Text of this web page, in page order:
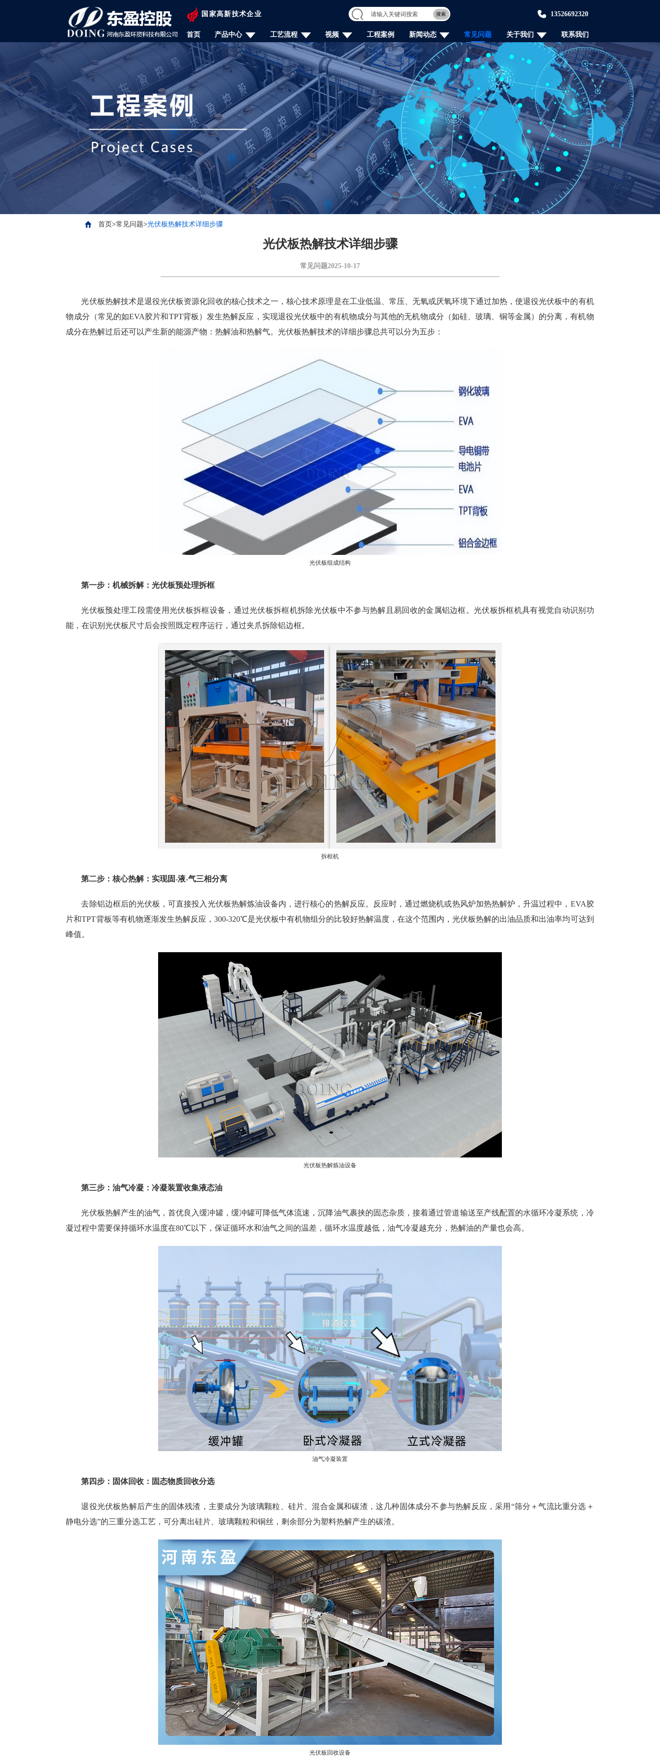
国家高新技术企业 搜索 13526692320
首页 产品中心 工艺流程 视频 工程案例 新闻动态 常见问题 关于我们 联系我们
首页>常见问题>光伏板热解技术详细步骤
光伏板热解技术详细步骤
常见问题2025-10-17
光伏板热解技术是退役光伏板资源化回收的核心技术之一，核心技术原理是在工业低温、常压、无氧或厌氧环境下通过加热，使退役光伏板中的有机
物成分（常见的如EVA胶片和TPT背板）发生热解反应，实现退役光伏板中的有机物成分与其他的无机物成分（如硅、玻璃、铜等金属）的分离，有机物
成分在热解过后还可以产生新的能源产物：热解油和热解气。光伏板热解技术的详细步骤总共可以分为五步：
光伏板组成结构
第一步：机械拆解：光伏板预处理拆框
光伏板预处理工段需使用光伏板拆框设备，通过光伏板拆框机拆除光伏板中不参与热解且易回收的金属铝边框。光伏板拆框机具有视觉自动识别功
能，在识别光伏板尺寸后会按照既定程序运行，通过夹爪拆除铝边框。
拆框机
第二步：核心热解：实现固-液-气三相分离
去除铝边框后的光伏板，可直接投入光伏板热解炼油设备内，进行核心的热解反应。反应时，通过燃烧机或热风炉加热热解炉，升温过程中，EVA胶
片和TPT背板等有机物逐渐发生热解反应，300-320℃是光伏板中有机物组分的比较好热解温度，在这个范围内，光伏板热解的出油品质和出油率均可达到
峰值。
光伏板热解炼油设备
第三步：油气冷凝：冷凝装置收集液态油
光伏板热解产生的油气，首优良入缓冲罐，缓冲罐可降低气体流速，沉降油气裹挟的固态杂质，接着通过管道输送至产线配置的水循环冷凝系统，冷
凝过程中需要保持循环水温度在80℃以下，保证循环水和油气之间的温差，循环水温度越低，油气冷凝越充分，热解油的产量也会高。
油气冷凝装置
第四步：固体回收：固态物质回收分选
退役光伏板热解后产生的固体残渣，主要成分为玻璃颗粒、硅片、混合金属和碳渣，这几种固体成分不参与热解反应，采用“筛分＋气流比重分选＋
静电分选”的三重分选工艺，可分离出硅片、玻璃颗粒和铜丝，剩余部分为塑料热解产生的碳渣。
光伏板回收设备